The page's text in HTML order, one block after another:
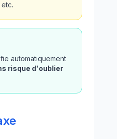
automatiquement
risque d'oublier